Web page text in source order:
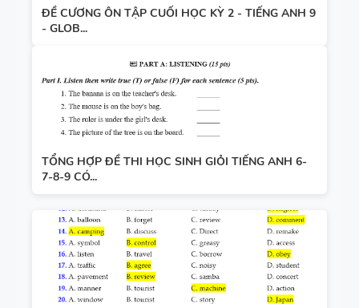
ĐỀ CƯƠNG ÔN TẬP CUỐI HỌC KỲ 2 - TIẾNG ANH 9
- GLOB...
TỔNG HỢP ĐỀ THI HỌC SINH GIỎI TIẾNG ANH 6-
7-8-9 CÓ...